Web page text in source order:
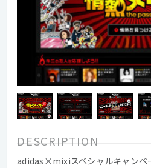
DESCRIPTION
adidas×mixiスペシャルキャンペ